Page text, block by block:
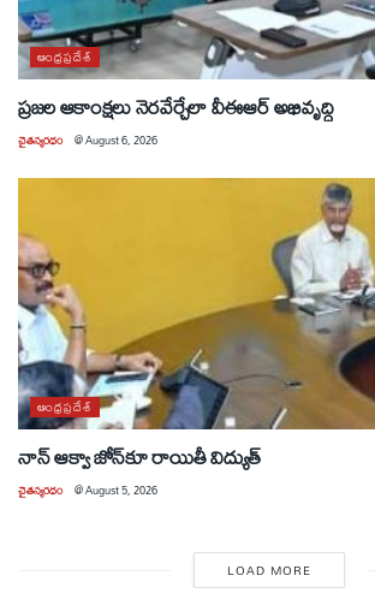
ఆంధ్రప్రదేశ్
ప్రజల ఆకాంక్షలు నెరవేర్చేలా వీఈఆర్ అభివృద్ధి
చైతన్యరధం @August 6, 2026
ఆంధ్రప్రదేశ్
నాన్ ఆక్వా జోన్‌కూ రాయితీ విద్యుత్
చైతన్యరధం @August 5, 2026
LOAD MORE